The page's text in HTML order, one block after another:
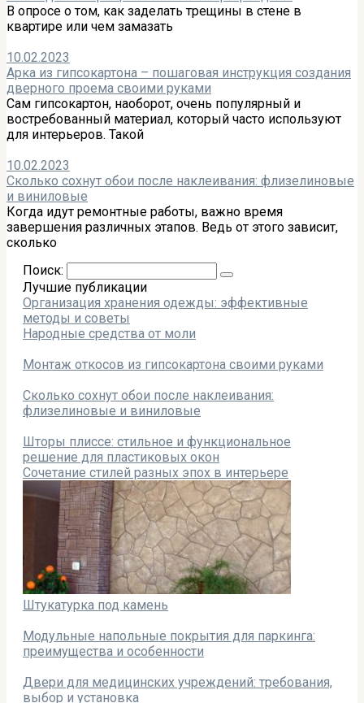
В опросе о том, как заделать трещины в стене в
квартире или чем замазать
10.02.2023
Арка из гипсокартона – пошаговая инструкция создания
дверного проема своими руками
Сам гипсокартон, наоборот, очень популярный и
востребованный материал, который часто используют
для интерьеров. Такой
10.02.2023
Сколько сохнут обои после наклеивания: флизелиновые
и виниловые
Когда идут ремонтные работы, важно время
завершения различных этапов. Ведь от этого зависит,
сколько
Поиск:
Лучшие публикации
Организация хранения одежды: эффективные
методы и советы
Народные средства от моли
Монтаж откосов из гипсокартона своими руками
Сколько сохнут обои после наклеивания:
флизелиновые и виниловые
Шторы плиссе: стильное и функциональное
решение для пластиковых окон
Сочетание стилей разных эпох в интерьере
Штукатурка под камень
Модульные напольные покрытия для паркинга:
преимущества и особенности
Двери для медицинских учреждений: требования,
выбор и установка